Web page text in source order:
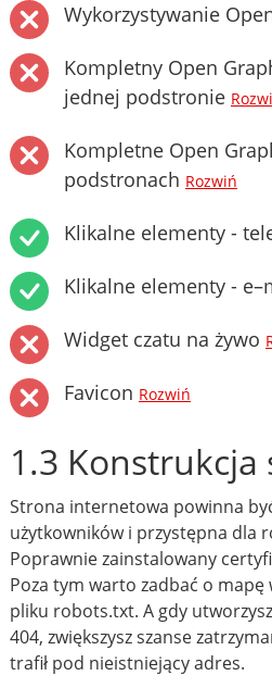
Wykorzystywanie
Kompletny Open
jednej podstronie
Kompletne Open
podstronach Rozwiń
Klikalne elementy -
Klikalne elementy -
Widget czatu na żywo
Favicon Rozwiń
1.3 Konstrukcja
Strona internetowa powinna
użytkowników i przystępna dla
Poprawnie zainstalowany
Poza tym warto zadbać o
pliku robots.txt. A gdy
404, zwiększysz szanse
trafił pod nieistniejący adres.